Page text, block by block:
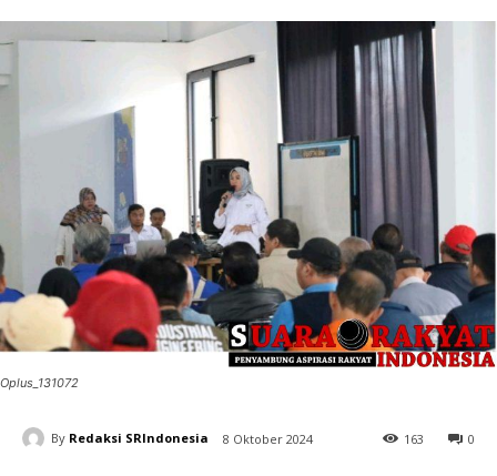
Oplus_131072
By Redaksi SRIndonesia 8 Oktober 2024 0
163